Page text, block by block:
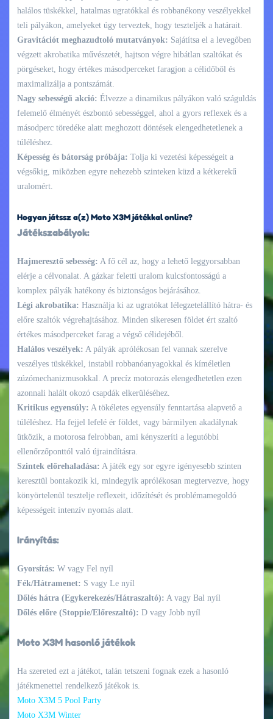
halálos tüskékkel, hatalmas ugratókkal és robbanékony veszélyekkel
teli pályákon, amelyeket úgy terveztek, hogy teszteljék a határait.
Gravitációt meghazudtoló mutatványok: Sajátítsa el a levegőben
végzett akrobatika művészetét, hajtson végre hibátlan szaltókat és
pörgéseket, hogy értékes másodperceket faragjon a célidőből és
maximalizálja a pontszámát.
Nagy sebességű akció: Élvezze a dinamikus pályákon való száguldás
felemelő élményét észbontó sebességgel, ahol a gyors reflexek és a
másodperc töredéke alatt meghozott döntések elengedhetetlenek a
túléléshez.
Képesség és bátorság próbája: Tolja ki vezetési képességeit a
végsőkig, miközben egyre nehezebb szinteken küzd a kétkerekű
uralomért.
Hogyan játssz a(z) Moto X3M játékkal online?
Játékszabályok:
Hajmeresztő sebesség: A fő cél az, hogy a lehető leggyorsabban
elérje a célvonalat. A gázkar feletti uralom kulcsfontosságú a
komplex pályák hatékony és biztonságos bejárásához.
Légi akrobatika: Használja ki az ugratókat lélegzetelállító hátra- és
előre szaltók végrehajtásához. Minden sikeresen földet ért szaltó
értékes másodperceket farag a végső célidejéből.
Halálos veszélyek: A pályák aprólékosan fel vannak szerelve
veszélyes tüskékkel, instabil robbanóanyagokkal és kíméletlen
zúzómechanizmusokkal. A precíz motorozás elengedhetetlen ezen
azonnali halált okozó csapdák elkerüléséhez.
Kritikus egyensúly: A tökéletes egyensúly fenntartása alapvető a
túléléshez. Ha fejjel lefelé ér földet, vagy bármilyen akadálynak
ütközik, a motorosa felrobban, ami kényszeríti a legutóbbi
ellenőrzőponttól való újraindításra.
Szintek előrehaladása: A játék egy sor egyre igényesebb szinten
keresztül bontakozik ki, mindegyik aprólékosan megtervezve, hogy
könyörtelenül tesztelje reflexeit, időzítését és problémamegoldó
képességeit intenzív nyomás alatt.
Irányítás:
Gyorsítás: W vagy Fel nyíl
Fék/Hátramenet: S vagy Le nyíl
Dőlés hátra (Egykerekezés/Hátraszaltó): A vagy Bal nyíl
Dőlés előre (Stoppie/Előreszaltó): D vagy Jobb nyíl
Moto X3M hasonló játékok
Ha szereted ezt a játékot, talán tetszeni fognak ezek a hasonló
játékmenettel rendelkező játékok is.
Moto X3M 5 Pool Party
Moto X3M Winter